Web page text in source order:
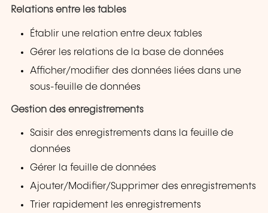
Relations entre les tables
Établir une relation entre deux tables
Gérer les relations de la base de données
Afficher/modifier des données liées dans une
sous-feuille de données
Gestion des enregistrements
Saisir des enregistrements dans la feuille de
données
Gérer la feuille de données
Ajouter/Modifier/Supprimer des enregistrements
Trier rapidement les enregistrements